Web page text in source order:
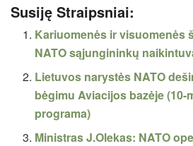
Susiję Straipsniai:
Kariuomenės ir visuomenės
NATO sąjungininkų
Lietuvos narystės NATO
bėgimu Aviacijos bazėje (10-
programa)
Ministras J.Olekas: NATO